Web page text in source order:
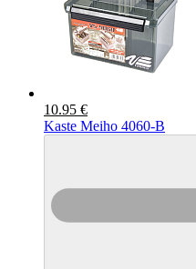
10.95 €
Kaste Meiho 4060-B